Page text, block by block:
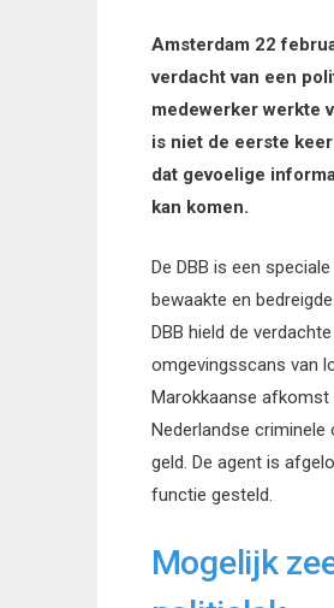
Amsterdam 22
verdacht van een
medewerker werkte
is niet de eerste
dat gevoelige
kan komen.
De DBB is een
bewaakte en
DBB hield de
omgevingsscans van
Marokkaanse afkomst
Nederlandse
geld. De agent is
functie gesteld.
Mogelijk